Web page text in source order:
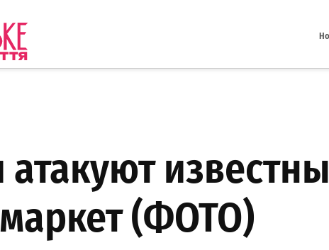
(ФОТО)